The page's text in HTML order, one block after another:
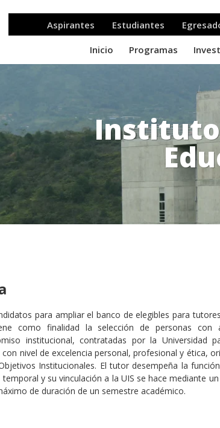
Instituto
para ampliar el banco de elegibles para
como finalidad la selección de personas con
institucional, contratadas por la Universidad
nivel de excelencia personal, profesional y ética,
Institucionales. El tutor desempeña la
y su vinculación a la UIS se hace mediante
de duración de un semestre académico.